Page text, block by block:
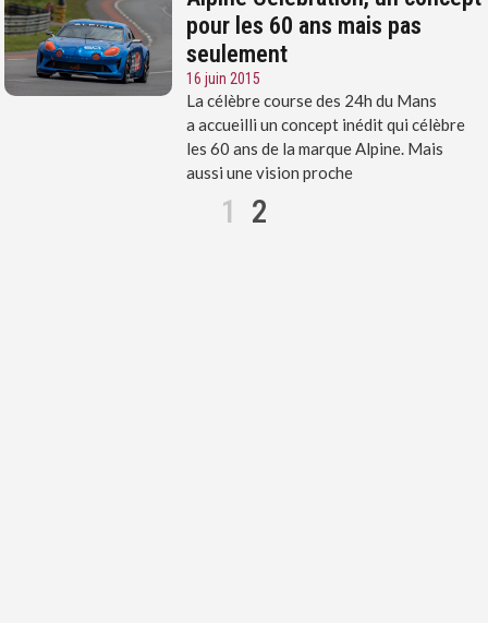
pour les 60 ans mais pas
seulement
16 juin 2015
La célèbre course des 24h du Mans
a accueilli un concept inédit qui célèbre
les 60 ans de la marque Alpine. Mais
aussi une vision proche
1 2